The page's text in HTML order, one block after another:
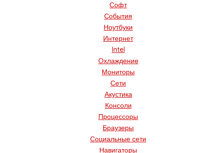
Софт
События
Ноутбуки
Интернет
Intel
Охлаждение
Мониторы
Сети
Акустика
Консоли
Процессоры
Браузеры
Социальные сети
Навигаторы